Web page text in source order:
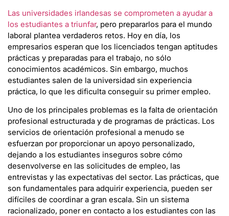
Las universidades irlandesas se comprometen a ayudar a
los estudiantes a triunfar, pero prepararlos para el mundo
laboral plantea verdaderos retos. Hoy en día, los
empresarios esperan que los licenciados tengan aptitudes
prácticas y preparadas para el trabajo, no sólo
conocimientos académicos. Sin embargo, muchos
estudiantes salen de la universidad sin experiencia
práctica, lo que les dificulta conseguir su primer empleo.
Uno de los principales problemas es la falta de orientación
profesional estructurada y de programas de prácticas. Los
servicios de orientación profesional a menudo se
esfuerzan por proporcionar un apoyo personalizado,
dejando a los estudiantes inseguros sobre cómo
desenvolverse en las solicitudes de empleo, las
entrevistas y las expectativas del sector. Las prácticas, que
son fundamentales para adquirir experiencia, pueden ser
difíciles de coordinar a gran escala. Sin un sistema
racionalizado, poner en contacto a los estudiantes con las